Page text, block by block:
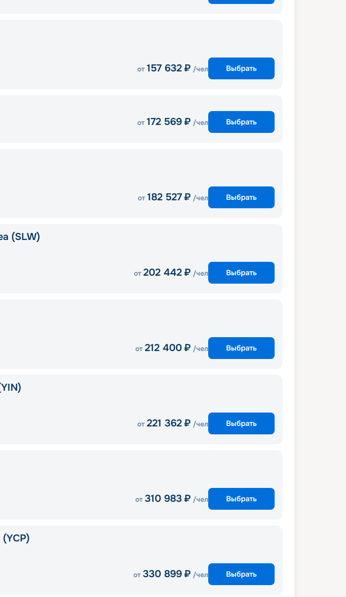
от 157 632 ₽ /чел Выбрать
от 172 569 ₽ /чел Выбрать
от 182 527 ₽ /чел Выбрать
(SLW)
от 202 442 ₽ /чел Выбрать
от 212 400 ₽ /чел Выбрать
от 221 362 ₽ /чел Выбрать
от 310 983 ₽ /чел Выбрать
от 330 899 ₽ /чел Выбрать